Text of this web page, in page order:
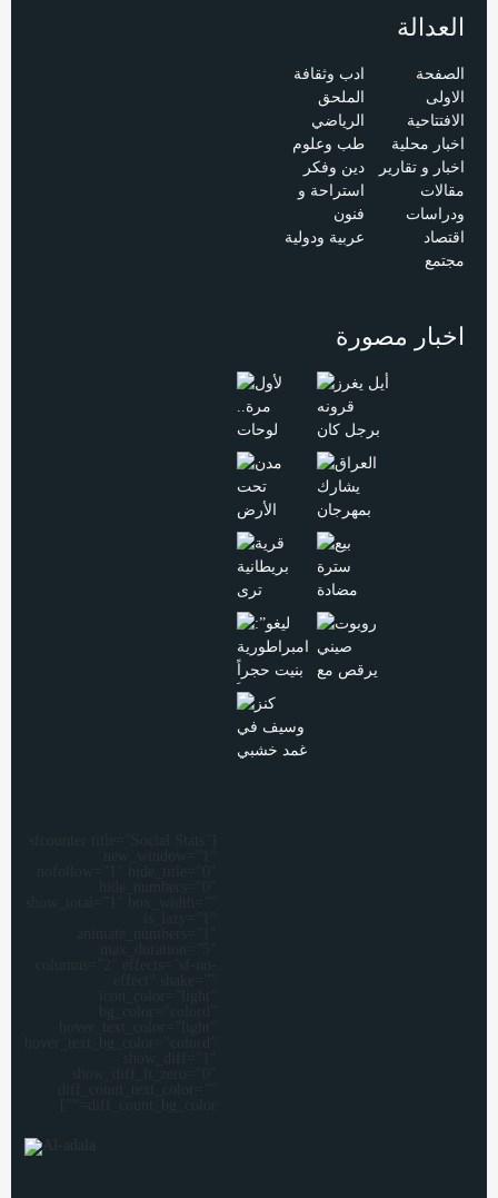
العدالة
الصفحة
الاولى
الافتتاحية
اخبار محلية
اخبار و تقارير
مقالات
ودراسات
اقتصاد
مجتمع
ادب وثقافة
الملحق
الرياضي
طب وعلوم
دين وفكر
استراحة و
فنون
عربية ودولية
اخبار مصورة